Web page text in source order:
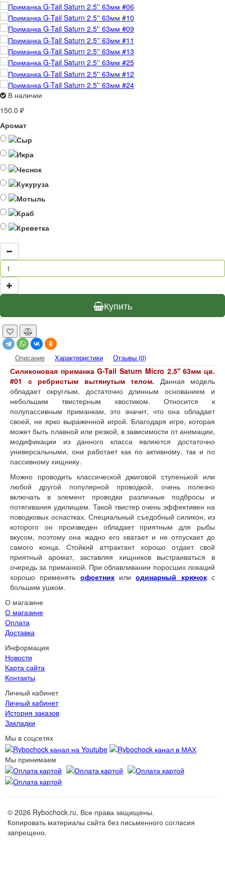
В наличии
150.0 ₽
Аромат
Купить
Описание Характеристики Отзывы (0)
Силиконовая приманкаG-Tail Saturn Micro 2.5'' 63мм цв.
#01 с ребристым вытянутым телом. Данная модель
обладает округлым, достаточно длинным основанием и
небольшим твистерным хвостиком. Относится к
полупассивным приманкам, это значит, что она обладает
своей, не ярко выраженной игрой. Благодаря игре, которая
может быть плавной или резкой, в зависимости от анимации,
модификации из данного класса являются достаточно
универсальными, они работает как по активному, так и по
пассивному хищнику.
Можно проводить классической джиговой ступенькой или
любой другой популярной проводкой, очень полезно
включать в элемент проводки различные подбросы и
потягивания удилищем. Такой твистер очень эффективен на
поводковых оснастках. Специальный съедобный силикон, из
которого он произведен обладает приятным для рыбы
вкусом, поэтому она жадно его хватает и не отпускает до
самого конца. Стойкий аттрактант хорошо отдает свой
приятный аромат, заставляя хищников выстраиваться в
очередь за приманкой. При облавливании поросших локаций
хорошо применять офсетникилиодинарный крючокс
большим ушком.
О магазине
О магазине
Оплата
Доставка
Информация
Новости
Карта сайта
Контакты
Личный кабинет
Личный кабинет
История заказов
Закладки
Мы в соцсетях
Мы принимаем
© 2026 Rybochock.ru, Все права защищены.
Копировать материалы сайта без письменного согласия
запрещено.